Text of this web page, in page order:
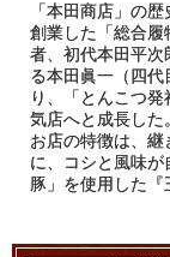
「本田商店」の
創業した「総合
者、初代本田平次
る本田眞一（四
り、「とんこつ
気店へと成長した。
お店の特徴は、継
に、コシと風味
豚」を使用した『